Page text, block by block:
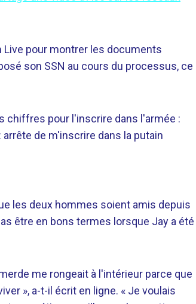
pour montrer les documents
son SSN au cours du processus, ce
chiffres pour l'inscrire dans l'armée :
de m'inscrire dans la putain
les deux hommes soient amis depuis
être en bons termes lorsque Jay a été
me rongeait à l'intérieur parce que
», a-t-il écrit en ligne. « Je voulais